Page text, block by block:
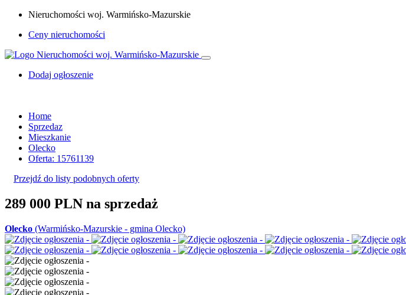
Nieruchomości woj. Warmińsko-Mazurskie
Ceny nieruchomości
Dodaj ogłoszenie
Home
Sprzedaz
Mieszkanie
Olecko
Oferta: 15761139
Przejdź do listy podobnych oferty
289 000 PLN na sprzedaż
Olecko (Warmińsko-Mazurskie - gmina Olecko)